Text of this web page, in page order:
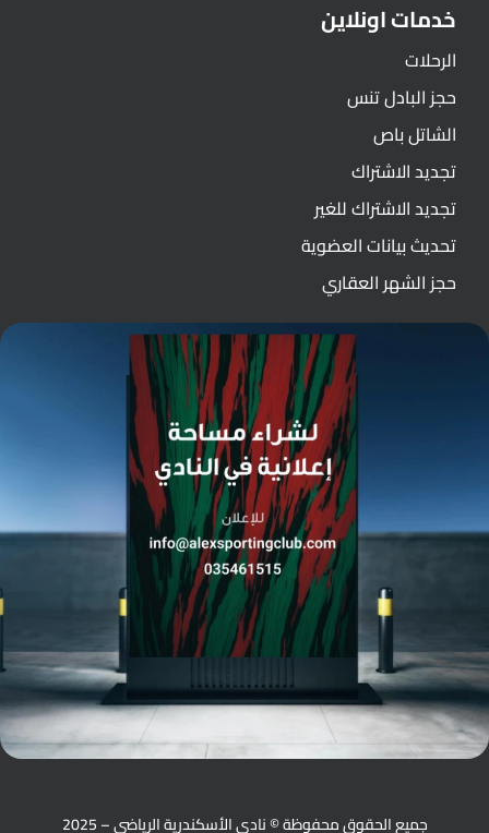
خدمات اونلاين
الرحلات
حجز البادل تنس
الشاتل باص
تجديد الاشتراك
تجديد الاشتراك للغير
تحديث بيانات العضوية
حجز الشهر العقاري
جميع الحقوق محفوظة © نادي الأسكندرية الرياضي – 2025